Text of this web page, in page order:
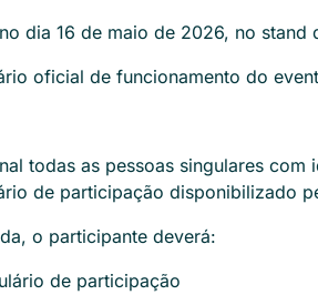
dia 16 de maio de 2026, no
oficial de funcionamento do
todas as pessoas singulares
de participação disponibilizado
o participante deverá:
de participação